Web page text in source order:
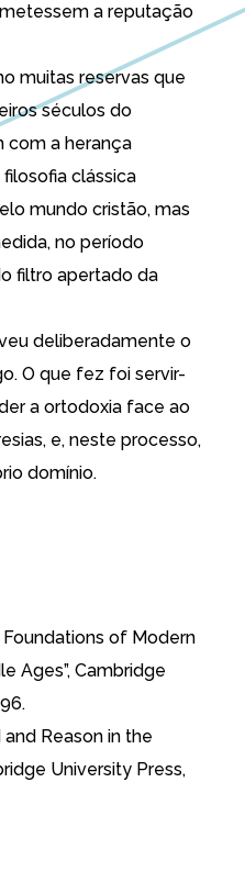
a reputação
muitas reservas que
séculos do
com a herança
clássica
mundo cristão, mas
no período
filtro apertado da
deliberadamente o
O que fez foi servir-
a ortodoxia face ao
e, neste processo,
domínio.
Foundations of Modern
Ages”, Cambridge
and Reason in the
University Press,